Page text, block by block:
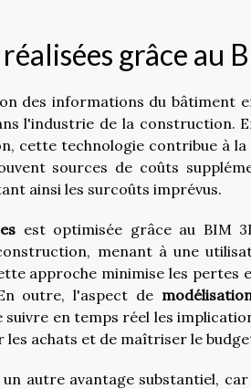
grâce au
des informations du bâtiment
l'industrie de la construction.
cette technologie contribue à la
sources de coûts
ainsi les surcoûts imprévus.
est optimisée grâce au BIM
menant à une
approche minimise les pertes
outre, l'aspect de
en temps réel les
achats et de maîtriser le
autre avantage substantiel,